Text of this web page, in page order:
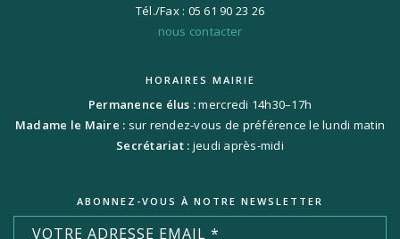
Tél./Fax : 05 61 90 23 26
nous contacter
HORAIRES MAIRIE
Permanence élus :mercredi 14h30–17h
Madame le Maire : sur rendez-vous de préférence le lundi matin
Secrétariat : jeudi après-midi
ABONNEZ-VOUS À NOTRE NEWSLETTER